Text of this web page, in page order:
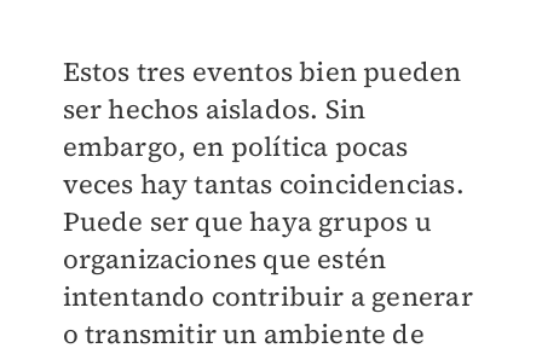
Estos tres eventos bien pueden
ser hechos aislados. Sin
embargo, en política pocas
veces hay tantas coincidencias.
Puede ser que haya grupos u
organizaciones que estén
intentando contribuir a generar
o transmitir un ambiente de